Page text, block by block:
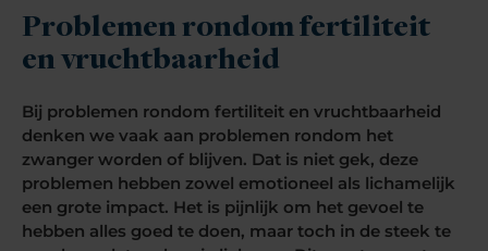
Problemen rondom fertiliteit
en vruchtbaarheid
Bij problemen rondom fertiliteit en vruchtbaarheid
denken we vaak aan problemen rondom het
zwanger worden of blijven. Dat is niet gek, deze
problemen hebben zowel emotioneel als lichamelijk
een grote impact. Het is pijnlijk om het gevoel te
hebben alles goed te doen, maar toch in de steek te